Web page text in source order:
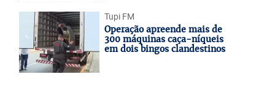
Tupi FM
Operação apreende mais de
300 máquinas caça-níqueis
em dois bingos clandestinos